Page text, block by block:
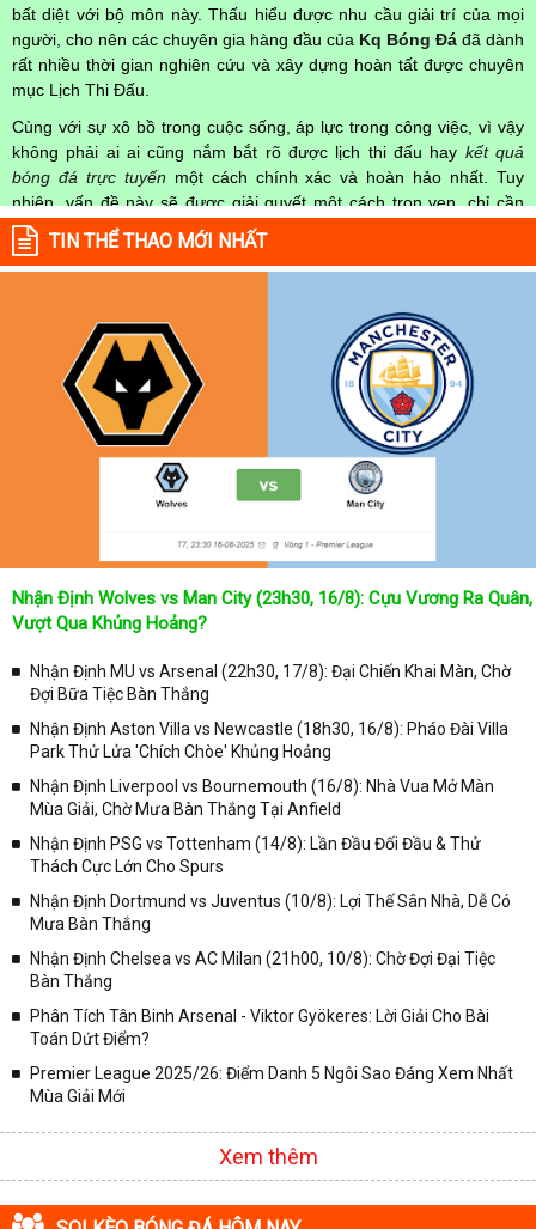
bất diệt với bộ môn này. Thấu hiểu được nhu cầu giải trí của mọi
người, cho nên các chuyên gia hàng đầu của Kq Bóng Đá đã dành
rất nhiều thời gian nghiên cứu và xây dựng hoàn tất được chuyên
mục Lịch Thi Đấu.
Cùng với sự xô bồ trong cuộc sống, áp lực trong công việc, vì vậy
không phải ai ai cũng nắm bắt rõ được lịch thi đấu hay kết quả
bóng đá trực tuyến một cách chính xác và hoàn hảo nhất. Tuy
nhiên, vấn đề này sẽ được giải quyết một cách trọn vẹn, chỉ cần
truy cập vào chuyên mục
Lịch Thi Đấu
mọi người hoàn toàn nắm rõ được chính xác về thời gian các trận
đấu bóng đá Việt Nam hay trên Thế giới diễn ra trong thời gian sắp
cả 2 đội tuyển bóng đá đang đạt được.
Không chỉ dừng lại ở đó, những người hâm mộ bóng đá có thể cập
nhật được chính xác về lịch phát sóng bóng đá được tường thuật
trực tiếp ở trên những kênh truyền hình thể thao lớn nhất hiện nay
như: VTV3, K+, SCTV, Thể thao TV,... Nếu như bạn không muốn
bỏ lỡ bất kỳ một trận đấu bóng đá nào trong từng mùa giải, hãy
thường xuyên vào chuyên mụcLịch Thi Đấutại chuyên trang
để cập nhật thông tin chính xác nhất nhé!
Lịch thi đấu được cập nhật chính xác trong toàn bộ các giải
Tại Lịch Thi Đấu của chuyên trang kqbongda.net
sẽ cập nhanh
chóng và chính xác nhất thời gian từng trận đấu bóng đá diễn ra ở
trong từng giải đấu như:
✓ Giải đấu bóng đá Ngoại hạng Anh;
✓ Giải bóng Cúp C1 Châu Âu;
✓ Giải VĐQG Tây Ban Nha;
✓ VĐQG Đức;
✓ VĐQG Pháp;
✓ Liên Đoàn Anh;
✓ U23 Châu Á;
✓ Euro 2020;
✓ VLWC KV Châu Á;
✓ Các giải đấu bóng đá khác.
Vì vậy, đồng hành cùng với chuyên trang
TIN THỂ THAO MỚI NHẤT
Nhận Định Wolves vs Man City (23h30, 16/8): Cựu Vương Ra Quân,
Vượt Qua Khủng Hoảng?
Nhận Định MU vs Arsenal (22h30, 17/8): Đại Chiến Khai Màn, Chờ
Đợi Bữa Tiệc Bàn Thắng
Nhận Định Aston Villa vs Newcastle (18h30, 16/8): Pháo Đài Villa
Park Thử Lửa 'Chích Chòe' Khủng Hoảng
Nhận Định Liverpool vs Bournemouth (16/8): Nhà Vua Mở Màn
Mùa Giải, Chờ Mưa Bàn Thắng Tại Anfield
Nhận Định PSG vs Tottenham (14/8): Lần Đầu Đối Đầu & Thử
Thách Cực Lớn Cho Spurs
Nhận Định Dortmund vs Juventus (10/8): Lợi Thế Sân Nhà, Dễ Có
Mưa Bàn Thắng
Nhận Định Chelsea vs AC Milan (21h00, 10/8): Chờ Đợi Đại Tiệc
Bàn Thắng
Phân Tích Tân Binh Arsenal - Viktor Gyökeres: Lời Giải Cho Bài
Toán Dứt Điểm?
Premier League 2025/26: Điểm Danh 5 Ngôi Sao Đáng Xem Nhất
Mùa Giải Mới
Xem thêm